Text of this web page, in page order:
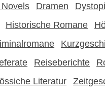
Dramen
Historische Romane
Reiseberichte
Literatur